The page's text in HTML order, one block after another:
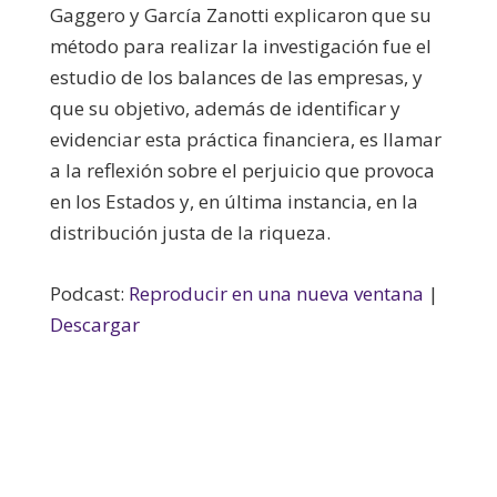
Gaggero y García Zanotti explicaron que su
método para realizar la investigación fue el
estudio de los balances de las empresas, y
que su objetivo, además de identificar y
evidenciar esta práctica financiera, es llamar
a la reflexión sobre el perjuicio que provoca
en los Estados y, en última instancia, en la
distribución justa de la riqueza.
Podcast: Reproducir en una nueva ventana |
Descargar